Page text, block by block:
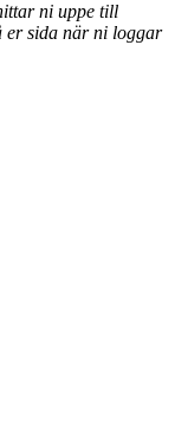
ni uppe till
er sida när ni loggar